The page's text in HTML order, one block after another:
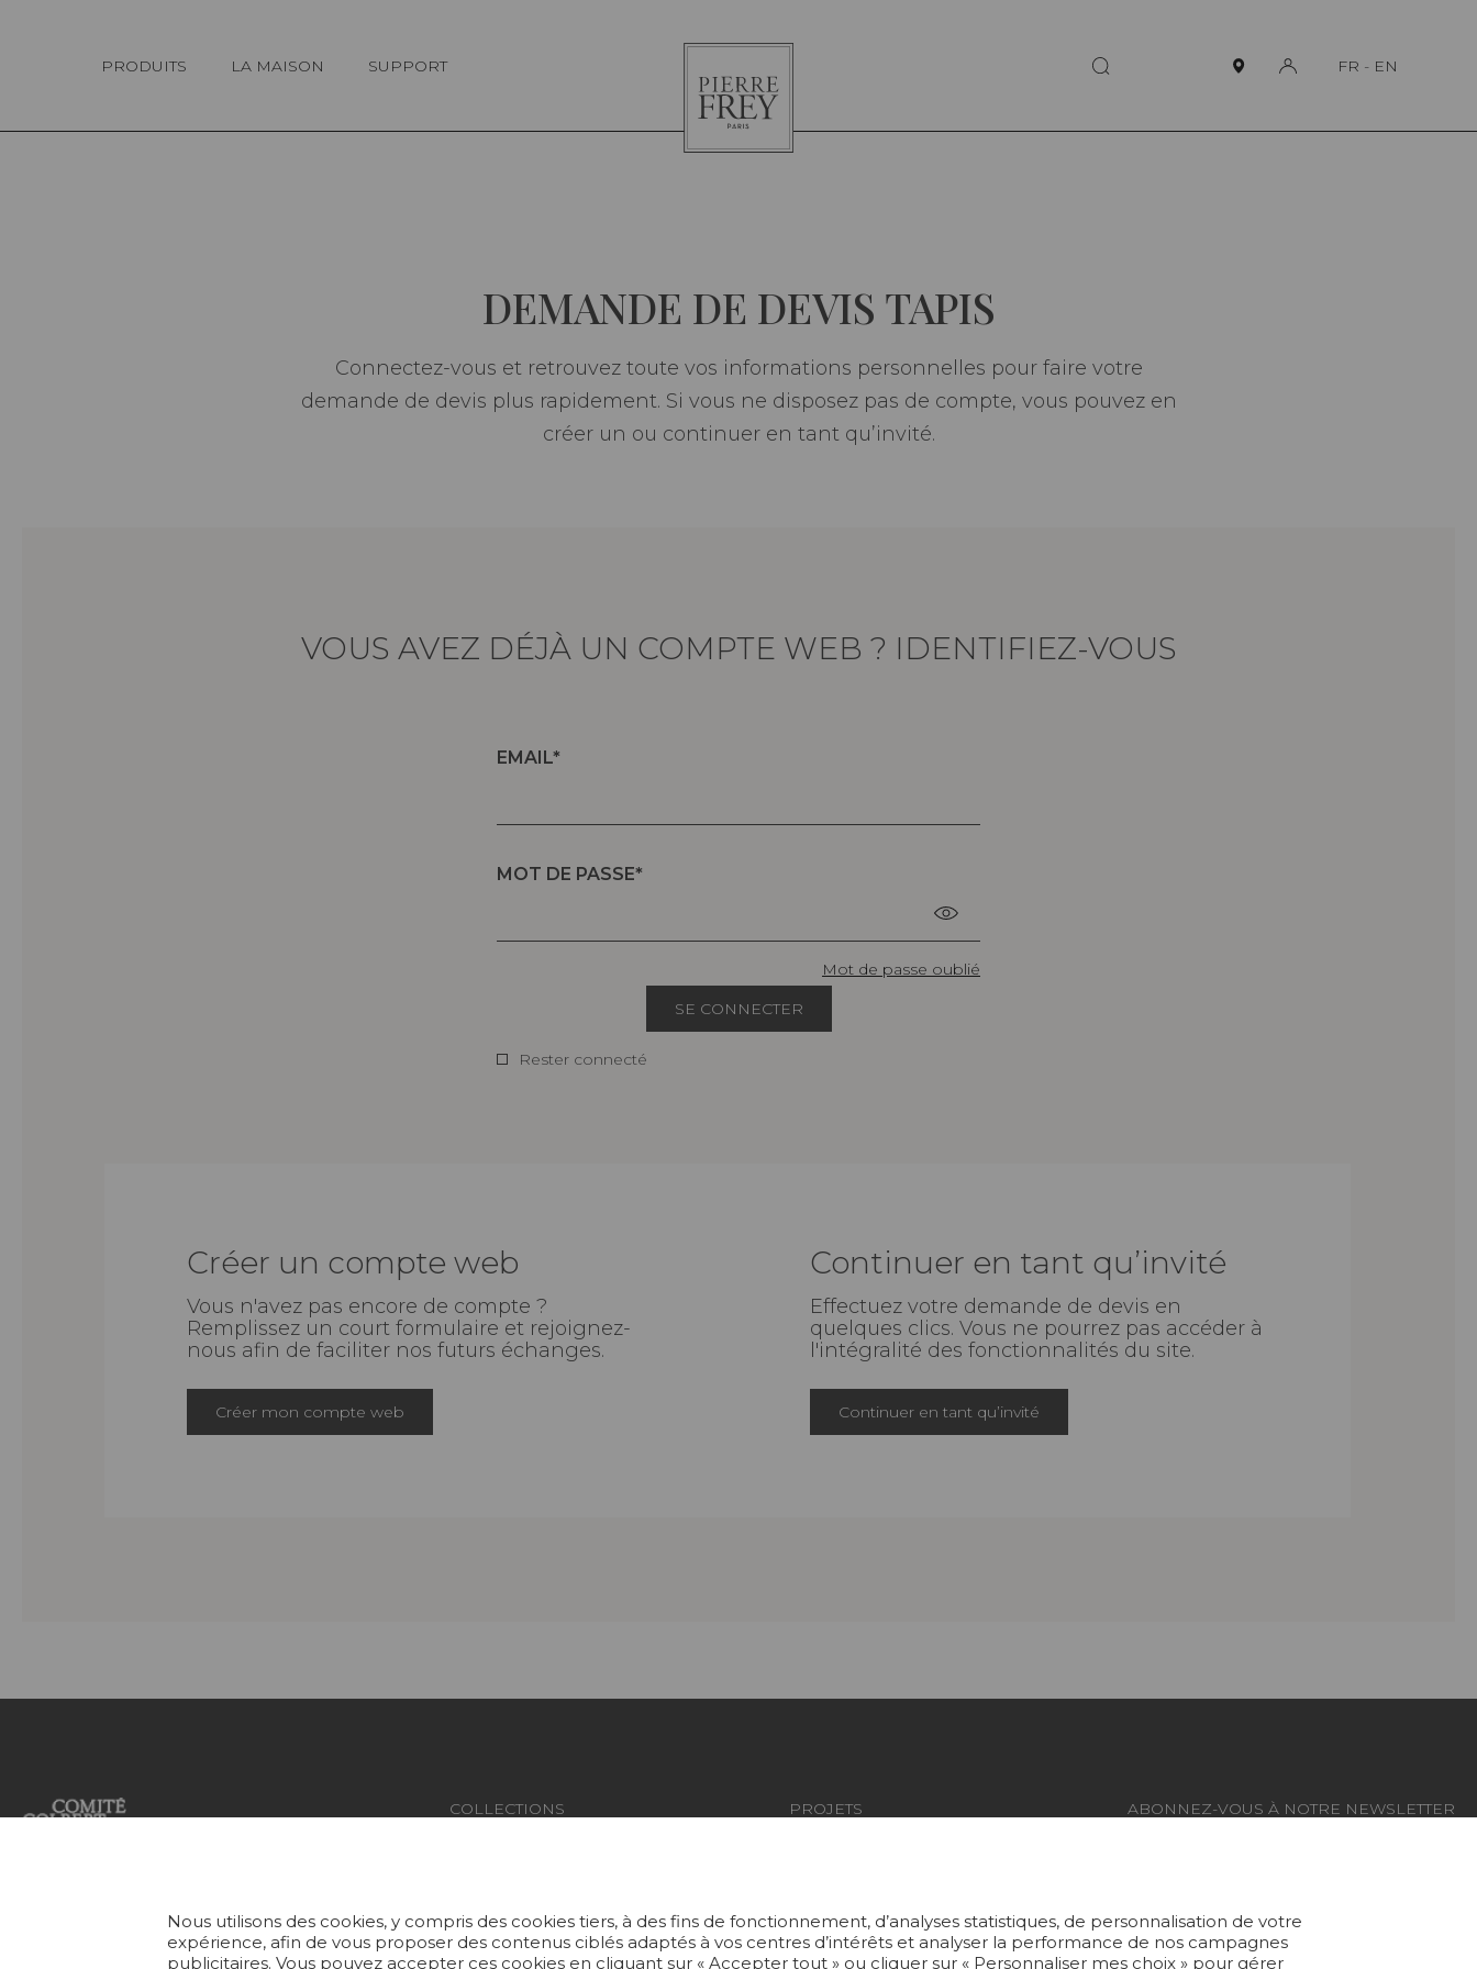
PRODUITS LA MAISON SUPPORT
Pierre
Frey
FR - EN
DEMANDE DE DEVIS TAPIS
Connectez-vous et retrouvez toute vos informations personnelles pour faire votre
demande de devis plus rapidement. Si vous ne disposez pas de compte, vous pouvez en
créer un ou continuer en tant qu’invité.
VOUS AVEZ DÉJÀ UN COMPTE WEB ? IDENTIFIEZ-VOUS
EMAIL
MOT DE PASSE
Mot de passe oublié
SE CONNECTER
Rester connecté
Créer un compte web
Vous n'avez pas encore de compte ?
Remplissez un court formulaire et rejoignez-
nous afin de faciliter nos futurs échanges.
Créer mon compte web
Continuer en tant qu’invité
Effectuez votre demande de devis en
quelques clics. Vous ne pourrez pas accéder à
l'intégralité des fonctionnalités du site.
Continuer en tant qu’invité
l’éclectisme assumé qui crée,
édite et fabrique des étoffes, des
papiers peints, des tapis sur-
COLLECTIONS
TAPIS ET MOQUETTES
PROJETS
LA MAISON
ABONNEZ-VOUS À NOTRE NEWSLETTER
Nous utilisons des cookies, y compris des cookies tiers, à des fins de fonctionnement, d’analyses statistiques, de personnalisation de votre
expérience, afin de vous proposer des contenus ciblés adaptés à vos centres d’intérêts et analyser la performance de nos campagnes
publicitaires. Vous pouvez accepter ces cookies en cliquant sur « Accepter tout » ou cliquer sur « Personnaliser mes choix » pour gérer